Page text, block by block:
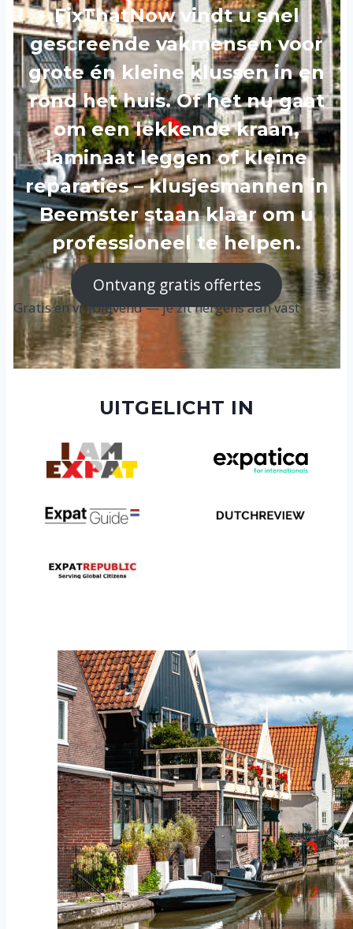
FixThatNow vindt u snel
gescreende vakmensen voor
grote én kleine klussen in en
rond het huis. Of het nu gaat
om een lekkende kraan,
laminaat leggen of kleine
reparaties – klusjesmannen in
Beemster staan klaar om u
professioneel te helpen.
Ontvang gratis offertes
Gratis en vrijblijvend — je zit nergens aan vast
UITGELICHT IN